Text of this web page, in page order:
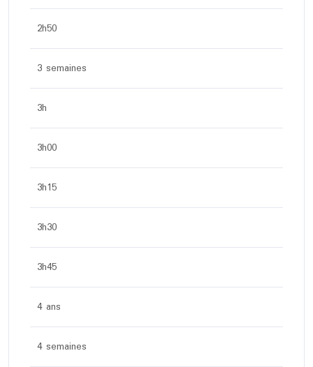
2h50
3 semaines
3h
3h00
3h15
3h30
3h45
4 ans
4 semaines